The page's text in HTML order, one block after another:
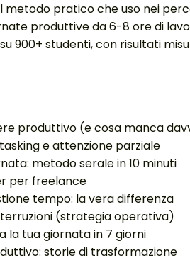
pratico che uso nei
produttive da 6-8 ore di
900+ studenti, con risultati
produttivo (e cosa manca
e attenzione parziale
metodo serale in 10 minuti
per freelance
tempo: la vera differenza
(strategia operativa)
la tua giornata in 7 giorni
storie di trasformazione